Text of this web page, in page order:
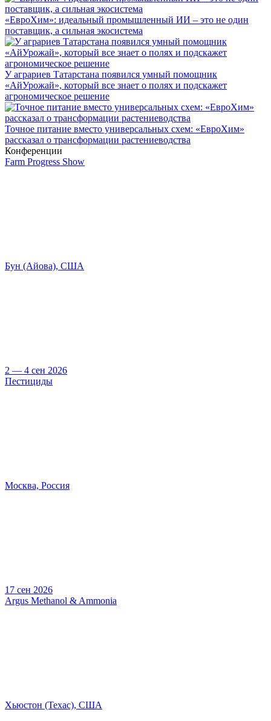
«ЕвроХим»: идеальный промышленный ИИ – это не один
поставщик, а сильная экосистема
У аграриев Татарстана появился умный помощник
«АйУрожай», который все знает о полях и подскажет
агрономическое решение
Точное питание вместо универсальных схем: «ЕвроХим»
рассказал о трансформации растениеводства
Конференции
Farm Progress Show
Бун (Айова), США
2 — 4 сен 2026
Пестициды
Москва, Россия
17 сен 2026
Argus Methanol & Ammonia
Хьюстон (Техас), США